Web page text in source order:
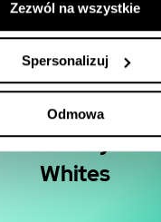
Zezwól na wszystkie
Spersonalizuj
Odmowa
do Digital
Zapisz się
o
Whites